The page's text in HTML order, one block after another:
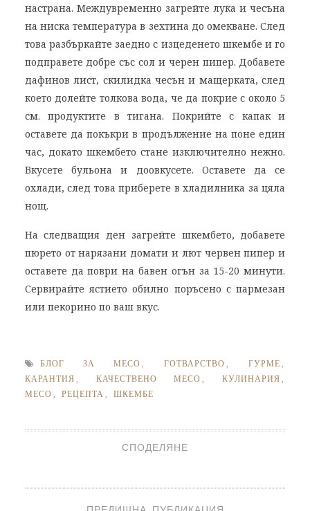
настрана. Междувременно загрейте лука и чесъна
на ниска температура в зехтина до омекване. След
това разбъркайте заедно с изцеденето шкембе и го
подправете добре със сол и черен пипер. Добавете
дафинов лист, скилидка чесън и мащерката, след
което долейте толкова вода, че да покрие с около 5
см. продуктите в тигана. Покрийте с капак и
оставете да покъкри в продължение на поне един
час, докато шкембето стане изключително нежно.
Вкусете бульона и доовкусете. Оставете да се
охлади, след това приберете в хладилника за цяла
нощ.
На следващия ден загрейте шкембето, добавете
пюрето от нарязани домати и лют червен пипер и
оставете да поври на бавен огън за 15-20 минути.
Сервирайте ястието обилно поръсено с пармезан
или пекорино по ваш вкус.
БЛОГ ЗА МЕСО ,ГОТВАРСТВО ,ГУРМЕ
КАРАНТИЯ
КАЧЕСТВЕНО МЕСО ,КУЛИНАРИЯ
МЕСО
РЕЦЕПТА ШКЕМБЕ
СПОДЕЛЯНЕ